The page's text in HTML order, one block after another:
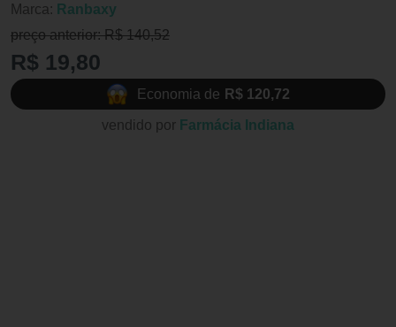
Marca: Ranbaxy
preço anterior: R$ 140,52
R$ 19,80
Economia de R$ 120,72
vendido por Farmácia Indiana